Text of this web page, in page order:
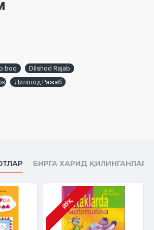
boq
Dilshod Rajab
Дилшод Ражаб
БИРГА ХАРИД ҚИЛИНГАНЛАР
ЙЎҚ